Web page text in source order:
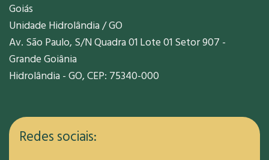
Goiás
Unidade Hidrolândia / GO
Av. São Paulo, S/N Quadra 01 Lote 01 Setor 907 -
Grande Goiânia
Hidrolândia - GO, CEP: 75340-000
Redes sociais: